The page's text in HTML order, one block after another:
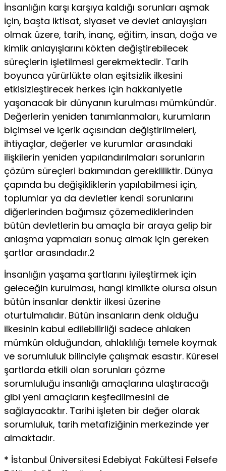
İnsanlığın karşı karşıya kaldığı sorunları aşmak
için, başta iktisat, siyaset ve devlet anlayışları
olmak üzere, tarih, inanç, eğitim, insan, doğa ve
kimlik anlayışlarını kökten değiştirebilecek
süreçlerin işletilmesi gerekmektedir. Tarih
boyunca yürürlükte olan eşitsizlik ilkesini
etkisizleştirecek herkes için hakkaniyetle
yaşanacak bir dünyanın kurulması mümkündür.
Değerlerin yeniden tanımlanmaları, kurumların
biçimsel ve içerik açısından değiştirilmeleri,
ihtiyaçlar, değerler ve kurumlar arasındaki
ilişkilerin yeniden yapılandırılmaları sorunların
çözüm süreçleri bakımından gerekliliktir. Dünya
çapında bu değişikliklerin yapılabilmesi için,
toplumlar ya da devletler kendi sorunlarını
diğerlerinden bağımsız çözemediklerinden
bütün devletlerin bu amaçla bir araya gelip bir
anlaşma yapmaları sonuç almak için gereken
şartlar arasındadır.2
İnsanlığın yaşama şartlarını iyileştirmek için
geleceğin kurulması, hangi kimlikte olursa olsun
bütün insanlar denktir ilkesi üzerine
oturtulmalıdır. Bütün insanların denk olduğu
ilkesinin kabul edilebilirliği sadece ahlaken
mümkün olduğundan, ahlaklılığı temele koymak
ve sorumluluk bilinciyle çalışmak esastır. Küresel
şartlarda etkili olan sorunları çözme
sorumluluğu insanlığı amaçlarına ulaştıracağı
gibi yeni amaçların keşfedilmesini de
sağlayacaktır. Tarihi işleten bir değer olarak
sorumluluk, tarih metafiziğinin merkezinde yer
almaktadır.
* İstanbul Üniversitesi Edebiyat Fakültesi Felsefe